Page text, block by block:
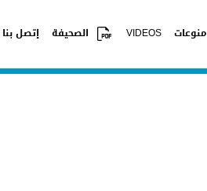
منوعات VIDEOS الصحيفة إتصل بنا